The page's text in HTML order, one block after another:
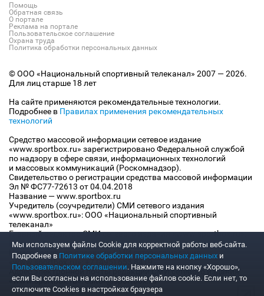
Помощь
Обратная связь
О портале
Реклама на портале
Пользовательское соглашение
Охрана труда
Политика обработки персональных данных
© ООО «Национальный спортивный телеканал» 2007 — 2026.
Для лиц старше 18 лет
На сайте применяются рекомендательные технологии.
Подробнее в Правилах применения рекомендательных
технологий
Средство массовой информации сетевое издание
«www.sportbox.ru» зарегистрировано Федеральной службой
по надзору в сфере связи, информационных технологий
и массовых коммуникаций (Роскомнадзор).
Свидетельство о регистрации средства массовой информации
Эл № ФС77-72613 от 04.04.2018
Название — www.sportbox.ru
Учредитель (соучредители) СМИ сетевого издания
«www.sportbox.ru»: ООО «Национальный спортивный
телеканал»
Главный редактор СМИ сетевого издания «www.sportbox.ru»:
Конов В.А.
Номер телефона редакции СМИ сетевого издания
«www.sportbox.ru»: +7 (495) 653 8419
Адрес электронной почты редакции СМИ сетевого издания
«www.sportbox.ru»: editor@sportbox.ru
Мы используем файлы Сookie для корректной работы веб-сайта.
Подробнее в Политике обработки персональных данных и
Пользовательском соглашении. Нажмите на кнопку «Хорошо»,
если Вы согласны на использование файлов cookie. Если нет, то
отключите Cookies в настройках браузера